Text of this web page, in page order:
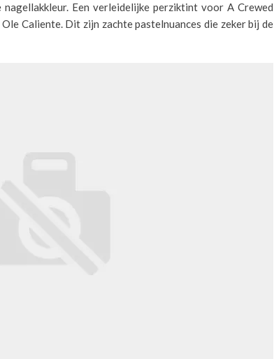
Een verleidelijke perziktint voor A Crewed
Caliente. Dit zijn zachte pastelnuances die zeker bij de